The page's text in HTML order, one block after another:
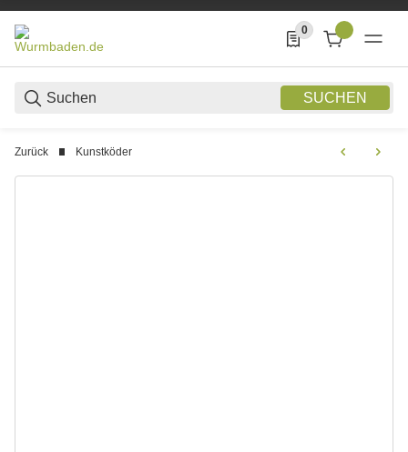
SUCHEN
0
0 Produkte in der
Zurück Kunstköder